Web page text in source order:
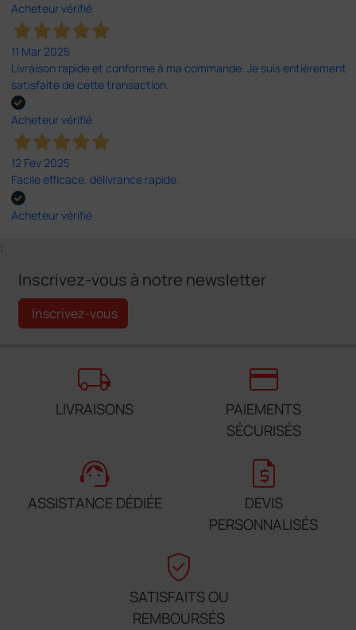
Acheteur vérifié
11 Mar 2025
Livraison rapide et conforme à ma commande. Je suis entièrement
satisfaite de cette transaction.
Acheteur vérifié
12 Fev 2025
Facile efficace. délivrance rapide.
Acheteur vérifié
;
Inscrivez-vous à notre newsletter
Inscrivez-vous
local_shipping
LIVRAISONS
credit_card
PAIEMENTS
SÉCURISÉS
support_agent
ASSISTANCE DÉDIÉE
request_quote
DEVIS
PERSONNALISÉS
verified_user
SATISFAITS OU
REMBOURSÉS